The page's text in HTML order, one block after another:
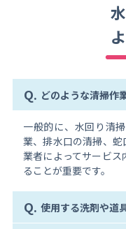
Q. どのような清掃作
一般的に、水回り清
業、排水口の清掃、蛇
業者によってサービ
ることが重要です。
Q. 使用する洗剤や道